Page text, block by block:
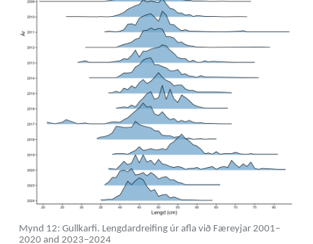
Mynd 12: Gullkarfi. Lengdardreifing úr afla við Færeyjar 2001–
2020 and 2023–2024